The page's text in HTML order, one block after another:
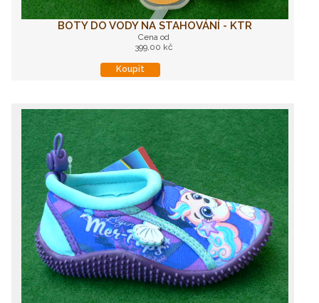
BOTY DO VODY NA STAHOVÁNÍ - KTR
Cena od
399,00 kč
Koupit